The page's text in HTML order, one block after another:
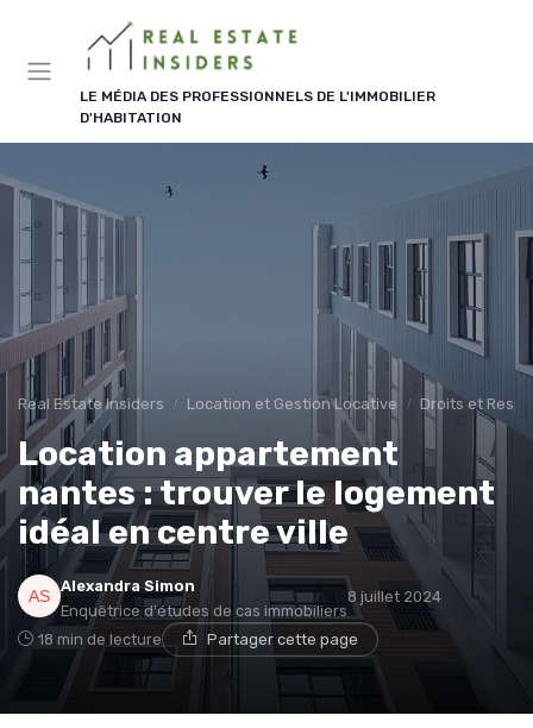
LE MÉDIA DES PROFESSIONNELS DE L'IMMOBILIER
D'HABITATION
Real Estate Insiders Location et Gestion Locative Droits et
Location appartement
nantes : trouver le logement
idéal en centre ville
Alexandra Simon
Enquêtrice d'études de cas immobiliers
8 juillet 2024
18 min de lecture Partager cette page